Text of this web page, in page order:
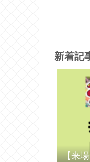
新着記
【来